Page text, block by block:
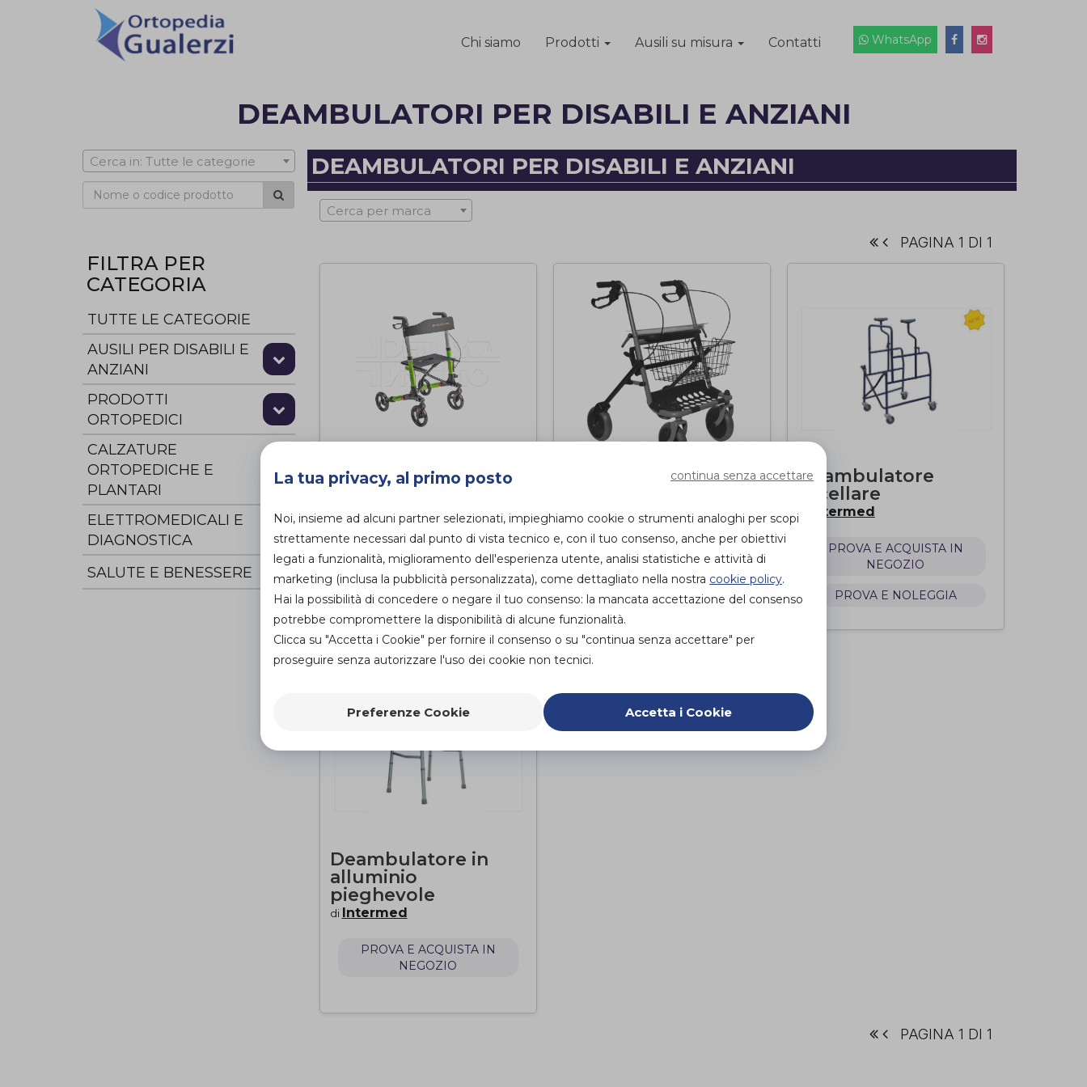
Chi siamo Prodotti Ausili su misura Contatti WhatsApp
DEAMBULATORI PER DISABILI E ANZIANI
Cerca in: Tutte le categorie
FILTRA PER
CATEGORIA
TUTTE LE CATEGORIE
AUSILI PER DISABILI E
ANZIANI
PRODOTTI
ORTOPEDICI
CALZATURE
ORTOPEDICHE E
PLANTARI
ELETTROMEDICALI E
DIAGNOSTICA
SALUTE E BENESSERE
DEAMBULATORI PER DISABILI E ANZIANI
Cerca per marca
PAGINA 1 DI 1
super leggero
pieghevole in
alluminio con
seduta
Demarta-Virginio
PROVA E ACQUISTA IN
NEGOZIO
Rollator Roma NEW
PROVA E ACQUISTA IN
NEGOZIO
PROVA E NOLEGGIA
Deambulatore
ascellare
di Intermed
PROVA E ACQUISTA IN
NEGOZIO
PROVA E NOLEGGIA
Deambulatore in
alluminio
pieghevole
di Intermed
PROVA E ACQUISTA IN
NEGOZIO
PAGINA 1 DI 1
La tua privacy, al primo posto continua senza accettare
Noi, insieme ad alcuni partner selezionati, impieghiamo cookie o strumenti analoghi per scopi
strettamente necessari dal punto di vista tecnico e, con il tuo consenso, anche per obiettivi
legati a funzionalità, miglioramento dell'esperienza utente, analisi statistiche e attività di
marketing (inclusa la pubblicità personalizzata), come dettagliato nella nostra cookie policy.
Hai la possibilità di concedere o negare il tuo consenso: la mancata accettazione del consenso
potrebbe compromettere la disponibilità di alcune funzionalità.
Clicca su "Accetta i Cookie" per fornire il consenso o su "continua senza accettare" per
proseguire senza autorizzare l'uso dei cookie non tecnici.
Preferenze Cookie Accetta i Cookie